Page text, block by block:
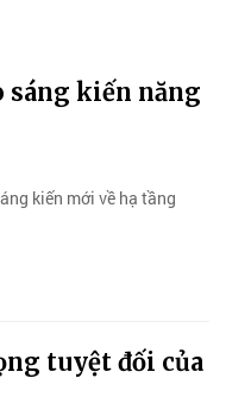
sáng kiến năng
kiến mới về hạ tầng
tuyệt đối của